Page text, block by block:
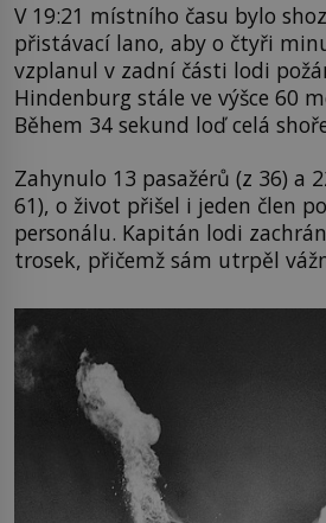
V 19:21 místního času bylo
přistávací lano, aby o čtyři
vzplanul v zadní části lodi
Hindenburg stále ve výšce 60
Během 34 sekund loď celá
Zahynulo 13 pasažérů (z 36) a
61), o život přišel i jeden člen
personálu. Kapitán lodi
trosek, přičemž sám utrpěl